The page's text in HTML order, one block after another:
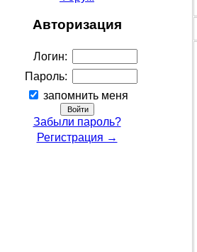
Авторизация
Логин:
Пароль:
запомнить меня
Забыли пароль?
Регистрация →